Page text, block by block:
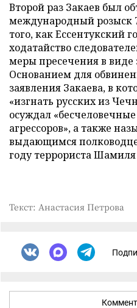
Второй раз Закаев был
международный розыск
того, как Ессентукский
ходатайство
меры пресечения в
Основанием для
заявления Закаева, в
«изгнать русских из
осуждал
агрессоров», а также
выдающимся
году террориста Шамиля
Текст: Анастасия Петрова